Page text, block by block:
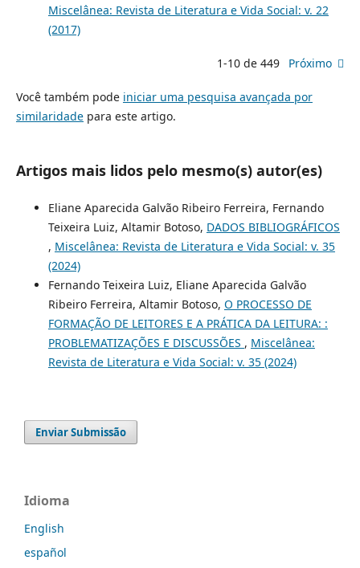
Miscelânea: Revista de Literatura e Vida Social: v. 22
(2017)
1-10 de 449 Próximo
Você também pode iniciar uma pesquisa avançada por
similaridadepara este artigo.
Artigos mais lidos pelo mesmo(s) autor(es)
Eliane Aparecida Galvão Ribeiro Ferreira, Fernando
Teixeira Luiz, Altamir Botoso, DADOS BIBLIOGRÁFICOS
, Miscelânea: Revista de Literatura e Vida Social: v. 35
(2024)
Fernando Teixeira Luiz, Eliane Aparecida Galvão
Ribeiro Ferreira, Altamir Botoso, O PROCESSO DE
FORMAÇÃO DE LEITORES E A PRÁTICA DA LEITURA: :
PROBLEMATIZAÇÕES E DISCUSSÕES , Miscelânea:
Revista de Literatura e Vida Social: v. 35 (2024)
Enviar Submissão
Idioma
English
español